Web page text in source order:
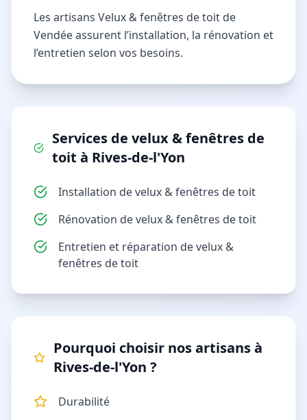
Les artisans Velux & fenêtres de toit de
Vendée assurent l’installation, la rénovation et
l’entretien selon vos besoins.
Services develux & fenêtres de
toit à Rives-de-l'Yon
Installation de velux & fenêtres de toit
Rénovation de velux & fenêtres de toit
Entretien et réparation de velux &
fenêtres de toit
Pourquoi choisir nos artisans à
Rives-de-l'Yon ?
Durabilité